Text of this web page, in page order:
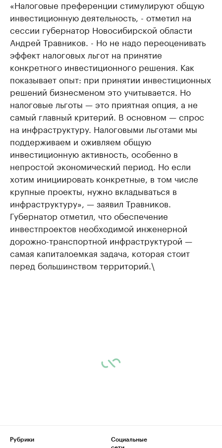
«Налоговые преференции стимулируют общую
инвестиционную деятельность, - отметил на
сессии губернатор Новосибирской области
Андрей Травников. - Но не надо переоценивать
эффект налоговых льгот на принятие
конкретного инвестиционного решения. Как
показывает опыт: при принятии инвестиционных
решений бизнесменом это учитывается. Но
налоговые льготы — это приятная опция, а не
самый главный критерий. В основном — спрос
на инфраструктуру. Налоговыми льготами мы
поддерживаем и оживляем общую
инвестиционную активность, особенно в
непростой экономический период. Но если
хотим инициировать конкретные, в том числе
крупные проекты, нужно вкладываться в
инфраструктуру», — заявил Травников.
Губернатор отметил, что обеспечение
инвестпроектов необходимой инженерной
дорожно-транспортной инфраструктурой —
самая капиталоемкая задача, которая стоит
перед большинством территорий.\
Рубрики
Социальные